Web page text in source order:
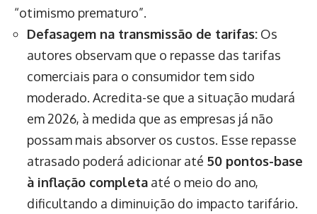
“otimismo prematuro”.
Defasagem na transmissão de tarifas: Os
autores observam que o repasse das tarifas
comerciais para o consumidor tem sido
moderado. Acredita-se que a situação mudará
em 2026, à medida que as empresas já não
possam mais absorver os custos. Esse repasse
atrasado poderá adicionar até 50 pontos-base
à inflação completa até o meio do ano,
dificultando a diminuição do impacto tarifário.